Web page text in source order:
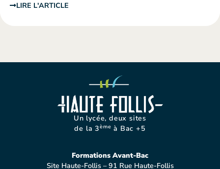
LIRE L'ARTICLE
Un lycée, deux sites
de la 3ème à Bac +5
Formations Avant-Bac
Site Haute-Follis – 91 Rue Haute-Follis